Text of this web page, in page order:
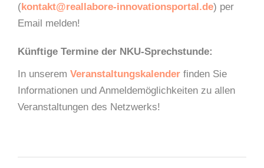
(kontakt@reallabore-innovationsportal.de) per
Email melden!
Künftige Termine der NKU-Sprechstunde:
In unserem Veranstaltungskalender finden Sie
Informationen und Anmeldemöglichkeiten zu allen
Veranstaltungen des Netzwerks!